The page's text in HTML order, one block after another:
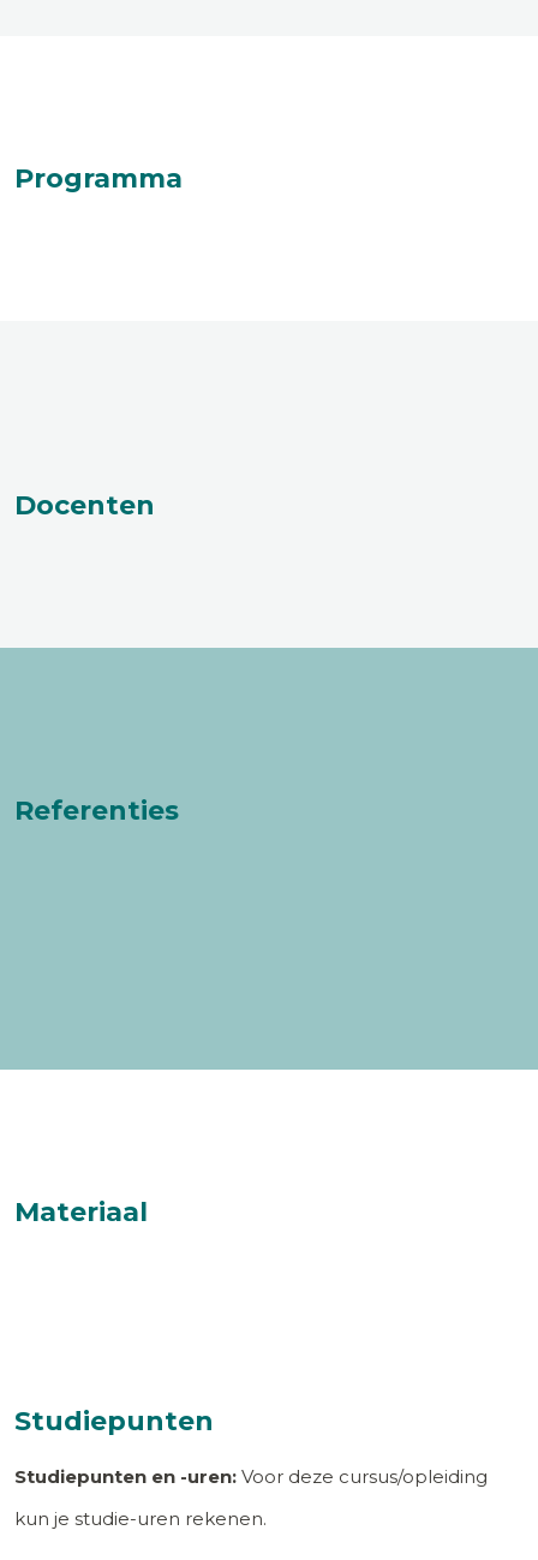
Programma
Docenten
Referenties
Materiaal
Studiepunten
Studiepunten en -uren: Voor deze cursus/opleiding
kun je studie-uren rekenen.